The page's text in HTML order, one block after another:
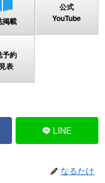
掲載
公式
YouTube
予約
表
LINE
なるたけ